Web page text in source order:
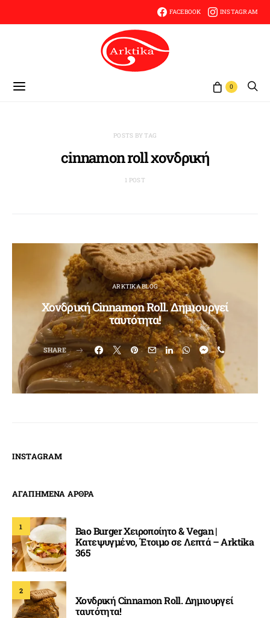
FACEBOOK INSTAGRAM
0
POSTS BY TAG
cinnamon roll χονδρική
1 POST
ARKTIKA BLOG
Χονδρική Cinnamon Roll. Δημιουργεί
ταυτότητα!
SHARE
INSTAGRAM
ΑΓΑΠΗΜΕΝΑ ΑΡΘΡΑ
1
Bao Burger Χειροποίητο & Vegan |
Κατεψυγμένο, Έτοιμο σε Λεπτά – Arktika
365
2
Χονδρική Cinnamon Roll. Δημιουργεί
ταυτότητα!